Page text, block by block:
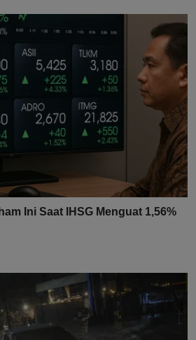
Ini Saat IHSG Menguat 1,56%